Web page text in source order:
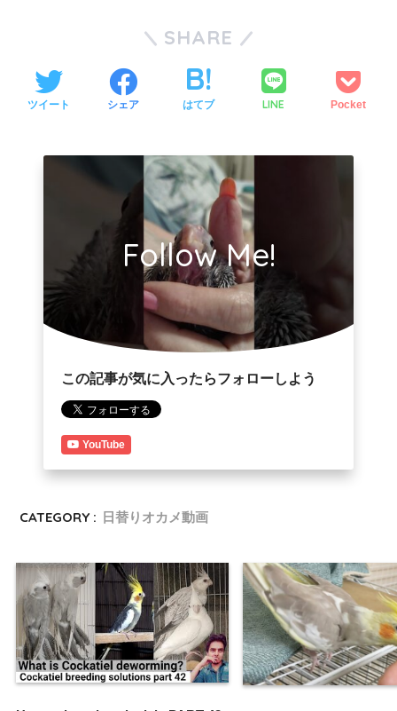
SHARE
ツイート シェア はてブ LINE Pocket
Follow Me!
この記事が気に入ったらフォローしよう
YouTube
CATEGORY : 日替りオカメ動画